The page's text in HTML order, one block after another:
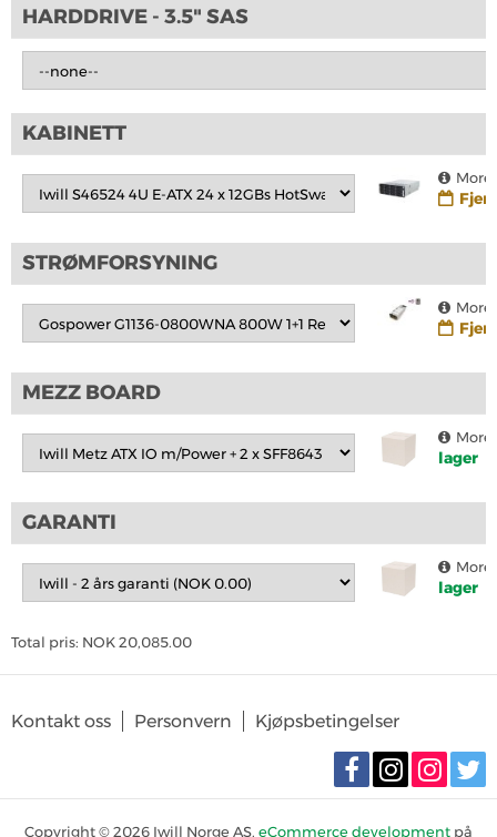
HARDDRIVE - 3.5" SAS
KABINETT
STRØMFORSYNING
MEZZ BOARD
lager
GARANTI
lager
Total pris: NOK20,085.00
Kontakt oss Personvern Kjøpsbetingelser
Copyright © 2026 Iwill Norge AS. eCommerce development på